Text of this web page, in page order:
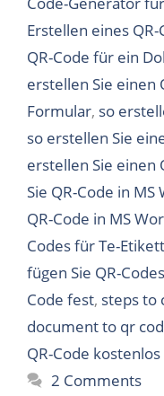
Erstellen eines QR-
QR-Code für ein
erstellen Sie einen
Formular, so
so erstellen Sie
erstellen Sie einen
Sie QR-Code in MS
QR-Code in MS
Codes für Te-
fügen Sie QR-
Code fest, steps to
document to qr
QR-Code kostenlos
2 Comments